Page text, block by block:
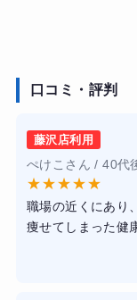
口コミ・評判
藤沢店利用
ぺけこさん / 40代
★★★★★
職場の近くにあり
痩せてしまった健
トレーナーさんは